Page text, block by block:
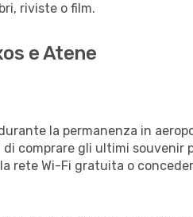
riviste o film.
e Atene
la permanenza in
comprare gli ultimi
rete Wi-Fi gratuita o